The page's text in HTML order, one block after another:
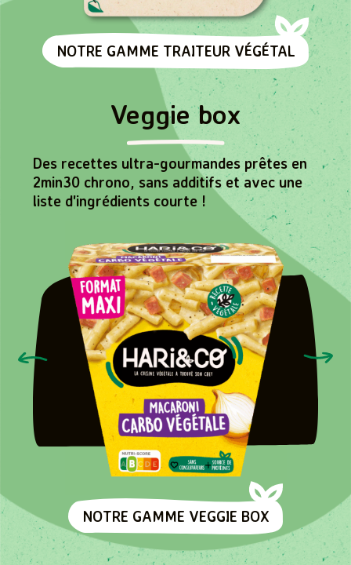
NOTRE GAMME TRAITEUR VÉGÉTAL
Veggie box
Des recettes ultra-gourmandes prêtes en
2min30 chrono, sans additifs et avec une
liste d'ingrédients courte !
NOTRE GAMME VEGGIE BOX